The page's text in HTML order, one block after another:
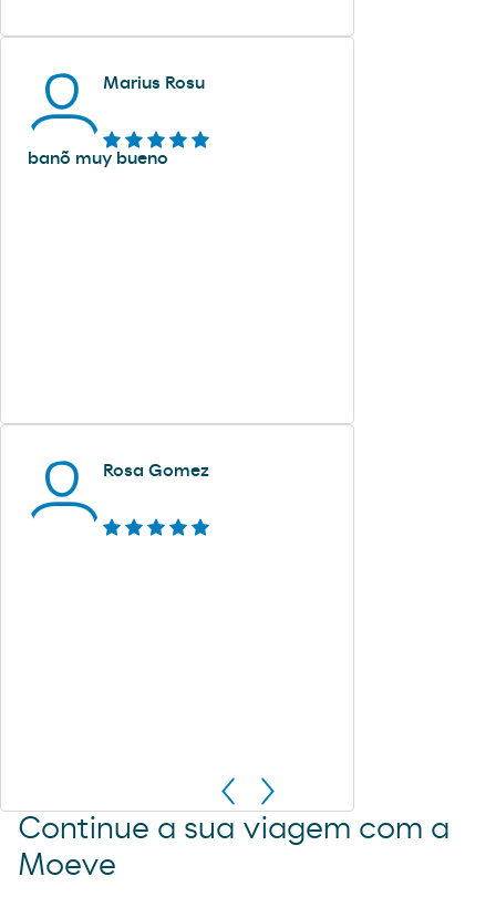
Marius Rosu
banõ muy bueno
Rosa Gomez
Continue a sua viagem com a
Moeve